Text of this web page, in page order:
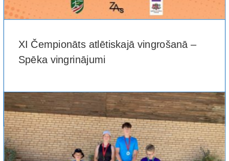
XI Čempionāts atlētiskajā vingrošanā –
Spēka vingrinājumi
29. augustā 2026. ga [...]